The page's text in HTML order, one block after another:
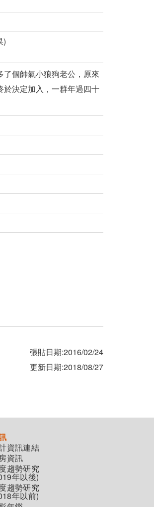
)
了個帥氣小狼狗老公，原來
決定加入，一群年過四十
張貼日期:2016/02/24
更新日期:2018/08/27
資訊連結
資訊
趨勢研究
年以後)
趨勢研究
年以前)